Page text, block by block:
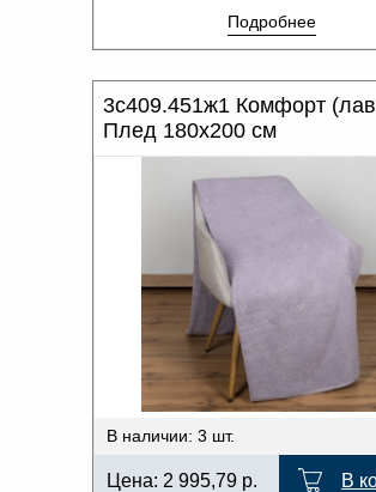
Подробнее
3с409.451ж1 Комфорт
Плед 180х200 см
В наличии: 3 шт.
Цена: 2 995,79 р. В